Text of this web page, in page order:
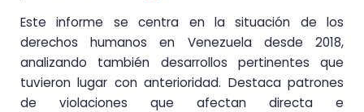
Este informe se centra en la situación de los
derechos humanos en Venezuela desde 2018,
analizando también desarrollos pertinentes que
tuvieron lugar con anterioridad. Destaca patrones
de violaciones que afectan directa e